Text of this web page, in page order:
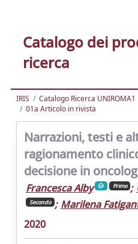
Catalogo dei
ricerca
IRIS Catalogo Ricerca UNIROMA1
01a Articolo in rivista
Narrazioni, testi e
ragionamento
decisione in
Francesca Alby Primo ;
Secondo ; Marilena
2020